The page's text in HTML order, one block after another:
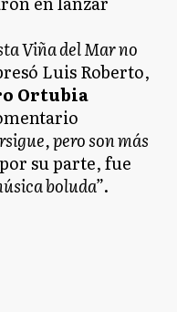
Viña del Mar no
Luis Roberto,
Ortubia
pero son más
su parte, fue
boluda”.